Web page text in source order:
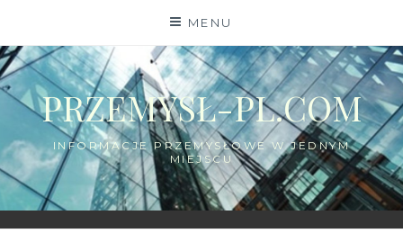
content
MENU
PRZEMYSŁ-PL.COM
INFORMACJE PRZEMYSŁOWE W JEDNYM
MIEJSCU